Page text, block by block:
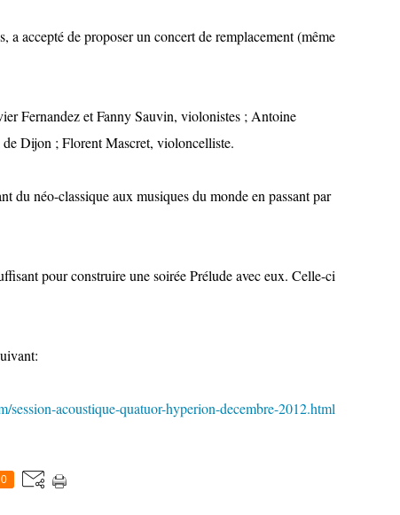
accepté de proposer un concert de remplacement (même
Fernandez et Fanny Sauvin, violonistes ; Antoine
Dijon ; Florent Mascret, violoncelliste.
du néo-classique aux musiques du monde en passant par
pour construire une soirée Prélude avec eux. Celle-ci
acoustique-quatuor-hyperion-decembre-2012.html
0